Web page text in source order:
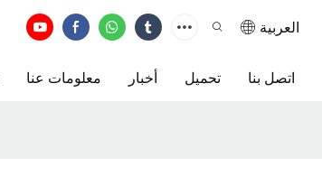
العربية
معلومات عنا أخبار تحميل اتصل بنا